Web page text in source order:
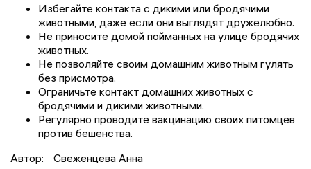
Избегайте контакта с дикими или бродячими
животными, даже если они выглядят дружелюбно.
Не приносите домой пойманных на улице бродячих
животных.
Не позволяйте своим домашним животным гулять
без присмотра.
Ограничьте контакт домашних животных с
бродячими и дикими животными.
Регулярно проводите вакцинацию своих питомцев
против бешенства.
Автор:
Свеженцева Анна